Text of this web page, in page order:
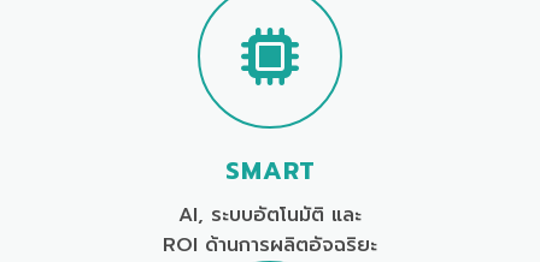
SMART
AI, ระบบอัตโนมัติ และ
ROI ด้านการผลิตอัจฉริยะ